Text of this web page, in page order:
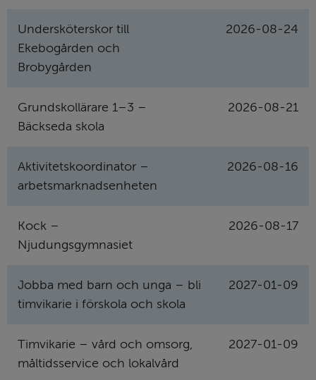
Undersköterskor till
Ekebogården och
Brobygården
2026-08-24
Grundskollärare 1–3 –
Bäckseda skola
2026-08-21
Aktivitetskoordinator –
arbetsmarknadsenheten
2026-08-16
Kock –
Njudungsgymnasiet
2026-08-17
Jobba med barn och unga – bli
timvikarie i förskola och skola
2027-01-09
Timvikarie – vård och omsorg,
måltidsservice och lokalvård
2027-01-09